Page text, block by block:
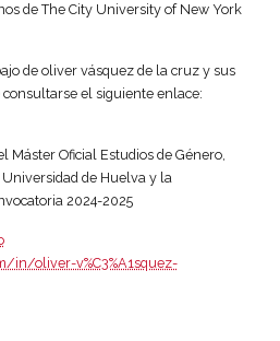
de The City University of New York
de oliver vásquez de la cruz y sus
el siguiente enlace:
Máster Oficial Estudios de Género,
de Huelva y la
2024-2025
in/oliver-v%C3%A1squez-